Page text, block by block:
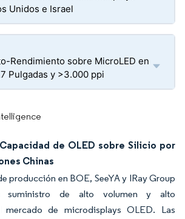
Unidos e Israel
Rendimiento sobre MicroLED en
Pulgadas y >3.000 ppi
de OLED sobre Silicio por
Chinas
producción en BOE, SeeYA y IRay Group
suministro de alto volumen y alto
mercado de microdisplays OLED. Las